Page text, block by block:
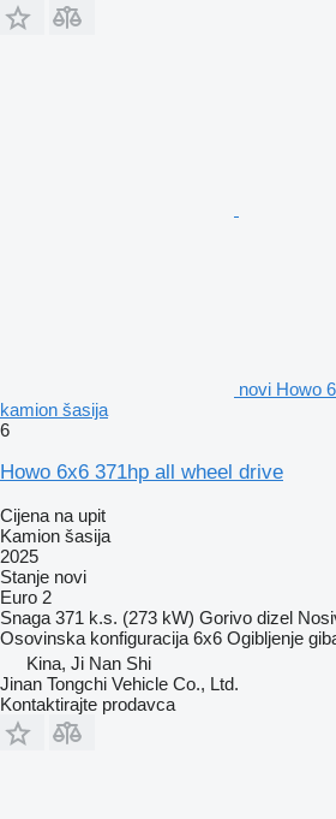
novi Howo
kamion šasija
6
Howo 6x6 371hp all wheel drive
Cijena na upit
Kamion šasija
2025
Stanje novi
Euro 2
Snaga 371 k.s. (273 kW) Gorivo dizel
Osovinska konfiguracija 6x6 Ogibljenje
Kina, Ji Nan Shi
Jinan Tongchi Vehicle Co., Ltd.
Kontaktirajte prodavca